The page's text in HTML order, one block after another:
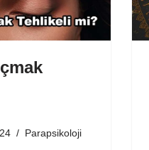
Parapsikoloji